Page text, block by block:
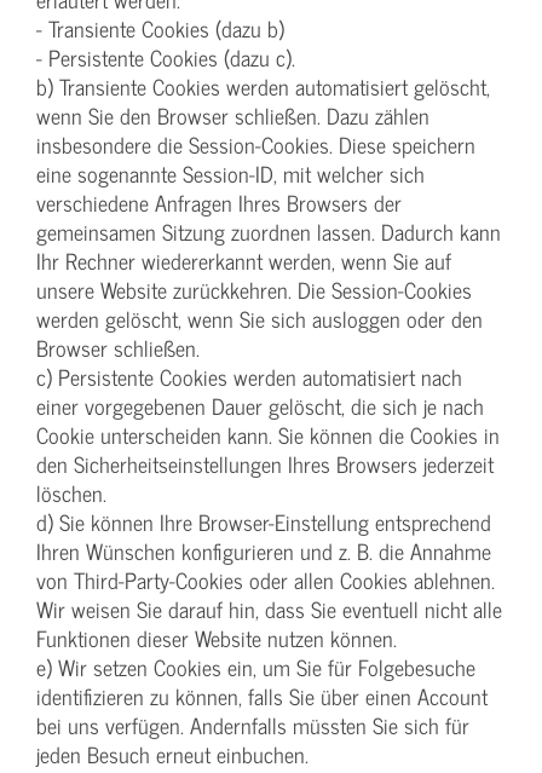
- Transiente Cookies (dazu b)
- Persistente Cookies (dazu c).
b) Transiente Cookies werden automatisiert gelöscht,
wenn Sie den Browser schließen. Dazu zählen
insbesondere die Session-Cookies. Diese speichern
eine sogenannte Session-ID, mit welcher sich
verschiedene Anfragen Ihres Browsers der
gemeinsamen Sitzung zuordnen lassen. Dadurch kann
Ihr Rechner wiedererkannt werden, wenn Sie auf
unsere Website zurückkehren. Die Session-Cookies
werden gelöscht, wenn Sie sich ausloggen oder den
Browser schließen.
c) Persistente Cookies werden automatisiert nach
einer vorgegebenen Dauer gelöscht, die sich je nach
Cookie unterscheiden kann. Sie können die Cookies in
den Sicherheitseinstellungen Ihres Browsers jederzeit
löschen.
d) Sie können Ihre Browser-Einstellung entsprechend
Ihren Wünschen konfigurieren und z. B. die Annahme
von Third-Party-Cookies oder allen Cookies ablehnen.
Wir weisen Sie darauf hin, dass Sie eventuell nicht alle
Funktionen dieser Website nutzen können.
e) Wir setzen Cookies ein, um Sie für Folgebesuche
identifizieren zu können, falls Sie über einen Account
bei uns verfügen. Andernfalls müssten Sie sich für
jeden Besuch erneut einbuchen.